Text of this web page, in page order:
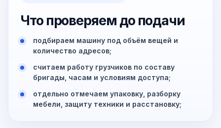
Что проверяем до подачи
подбираем машину под объём вещей и
количество адресов;
считаем работу грузчиков по составу
бригады, часам и условиям доступа;
отдельно отмечаем упаковку, разборку
мебели, защиту техники и расстановку;